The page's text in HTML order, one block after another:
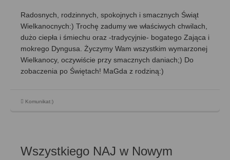
Radosnych, rodzinnych, spokojnych i smacznych Świąt
Wielkanocnych:) Trochę zadumy we właściwych chwilach,
dużo ciepła i śmiechu oraz -tradycyjnie- bogatego Zająca i
mokrego Dyngusa. Życzymy Wam wszystkim wymarzonej
Wielkanocy, oczywiście przy smacznych daniach;) Do
zobaczenia po Świętach! MaGda z rodziną:)
Komunikat:)
Wszystkiego NAJ w Nowym